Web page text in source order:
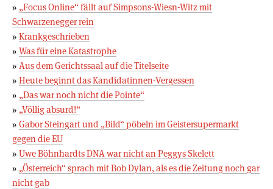
» „Focus Online“ fällt auf Simpsons-Wiesn-Witz mit
Schwarzenegger rein
» Krankgeschrieben
» Was für eine Katastrophe
» Aus dem Gerichtssaal auf die Titelseite
» Heute beginnt das Kandidatinnen-Vergessen
» „Das war noch nicht die Pointe“
» „Völlig absurd!“
» Gabor Steingart und „Bild“ pöbeln im Geistersupermarkt
gegen die EU
» Uwe Böhnhardts DNA war nicht an Peggys Skelett
» „Österreich“ sprach mit Bob Dylan, als es die Zeitung noch gar
nicht gab